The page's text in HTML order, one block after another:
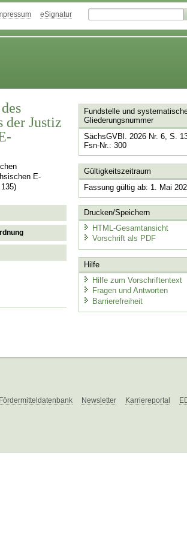
eSignatur
der Justiz
E-
Fundstelle und
Gliederungsnummer
SächsGVBl. 2026 Nr. 6, S.
Fsn-Nr.: 300
Gültigkeitszeitraum
Fassung gültig ab: 1. Mai
Drucken/Speichern
HTML-Gesamtansicht
Vorschrift als PDF
Hilfe
Hilfe zum Vorschriftentext
Fragen und Antworten
Barrierefreiheit
Newsletter Karriereportal